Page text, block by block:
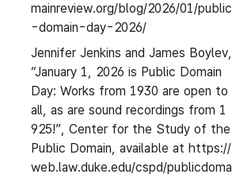
mainreview.org/blog/2026/01/public
-domain-day-2026/
Jennifer Jenkins and James Boylev,
“January 1, 2026 is Public Domain
Day: Works from 1930 are open to
all, as are sound recordings from 1
925!”, Center for the Study of the
Public Domain, available at https://
web.law.duke.edu/cspd/publicdoma